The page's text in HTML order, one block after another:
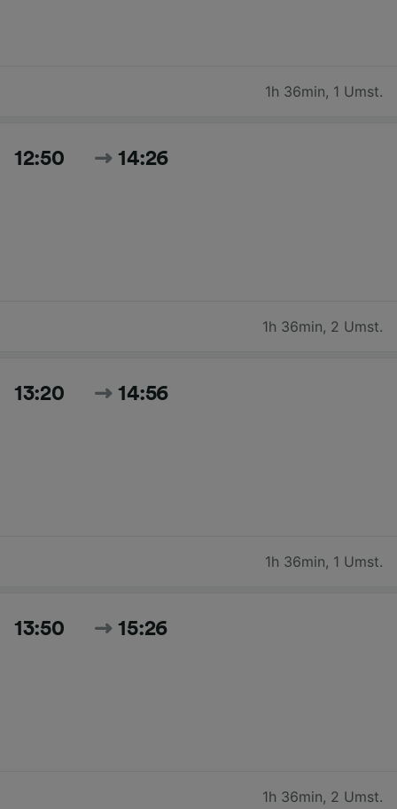
1h 36min, 1 Umst.
12:50 14:26
1h 36min, 2 Umst.
13:20 14:56
1h 36min, 1 Umst.
13:50 15:26
1h 36min, 2 Umst.